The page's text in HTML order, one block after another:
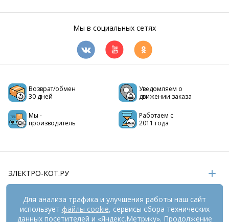
Мы в социальных сетях
Возврат/обмен
30 дней
Уведомляем о
движении заказа
Мы -
производитель
Работаем с
2011 года
ЭЛЕКТРО-КОТ.РУ
ИНФОРМАЦИЯ
РЕКВИЗИТЫ
Для анализа трафика и улучшения работы наш сайт
использует файлы cookie, сервисы сбора технических
данных посетителей и «Яндекс.Метрику». Продолжение